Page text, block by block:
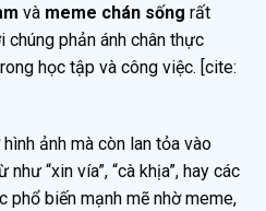
và meme chán sống rất
phản ánh chân thực
học tập và công việc. [cite:
ảnh mà còn lan tỏa vào
“xin vía”, “cà khịa”, hay các
biến mạnh mẽ nhờ meme,